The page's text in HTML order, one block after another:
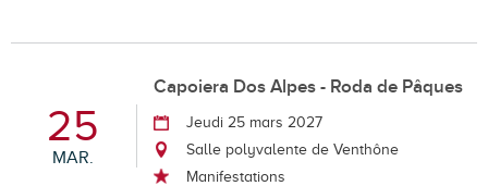
25
MAR.
Capoiera Dos Alpes - Roda de Pâques
Jeudi 25 mars 2027
Salle polyvalente de Venthône
Manifestations